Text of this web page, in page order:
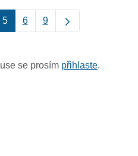
5 6 9
se prosím přihlaste.